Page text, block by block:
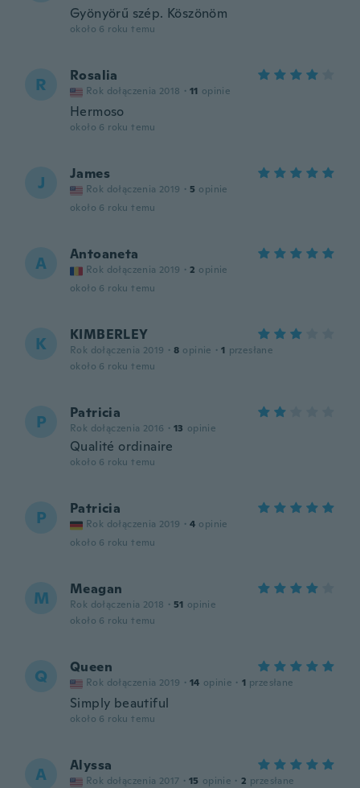
Gyönyörű szép. Köszönöm
około 6 roku temu
R Rosalia
Rok dołączenia 2018 · 11 opinie
Hermoso
około 6 roku temu
J James
Rok dołączenia 2019 · 5 opinie
około 6 roku temu
A Antoaneta
Rok dołączenia 2019 · 2 opinie
około 6 roku temu
K KIMBERLEY
Rok dołączenia 2019 · 8 opinie · 1 przesłane
około 6 roku temu
P Patricia
Rok dołączenia 2016 · 13 opinie
Qualité ordinaire
około 6 roku temu
P Patricia
Rok dołączenia 2019 · 4 opinie
około 6 roku temu
M Meagan
Rok dołączenia 2018 · 51 opinie
około 6 roku temu
Q Queen
Rok dołączenia 2019 · 14 opinie · 1 przesłane
Simply beautiful
około 6 roku temu
A Alyssa
Rok dołączenia 2017 · 15 opinie · 2 przesłane